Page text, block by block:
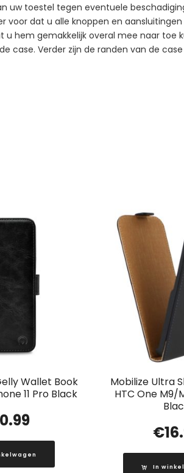
uw toestel tegen eventuele
voor dat u alle knoppen en
u hem gemakkelijk overal mee naar toe
case. Verder zijn de randen van de
Wallet Book
11 Pro Black
Mobilize Ultra
HTC One M9/
€
In